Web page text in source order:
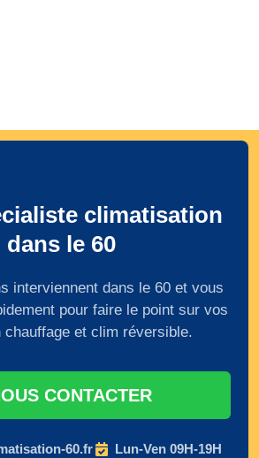
climatisation
dans le 60
interviennent dans le 60 et vous
pour faire le point sur vos
chauffage et clim réversible.
CONTACTER
60.fr Lun-Ven 09H-19H